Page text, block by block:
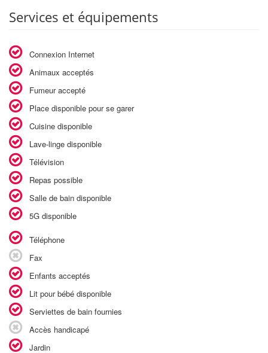
Services et équipements
Connexion Internet
Animaux acceptés
Fumeur accepté
Place disponible pour se garer
Cuisine disponible
Lave-linge disponible
Télévision
Repas possible
Salle de bain disponible
5G disponible
Téléphone
Fax
Enfants acceptés
Lit pour bébé disponible
Serviettes de bain fournies
Accès handicapé
Jardin